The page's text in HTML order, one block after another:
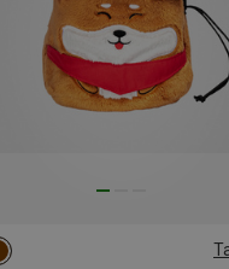
ONE SIZE